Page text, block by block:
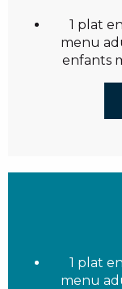
1 plat
menu
enfants
1 plat
menu